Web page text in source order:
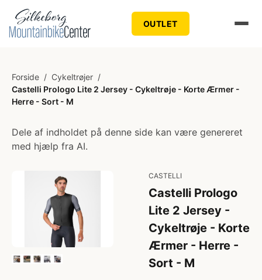
OUTLET
Forside / Cykeltrøjer /
Castelli Prologo Lite 2 Jersey - Cykeltrøje - Korte Ærmer -
Herre - Sort - M
Dele af indholdet på denne side kan være genereret
med hjælp fra AI.
CASTELLI
Castelli Prologo
Lite 2 Jersey -
Cykeltrøje - Korte
Ærmer - Herre -
Sort - M